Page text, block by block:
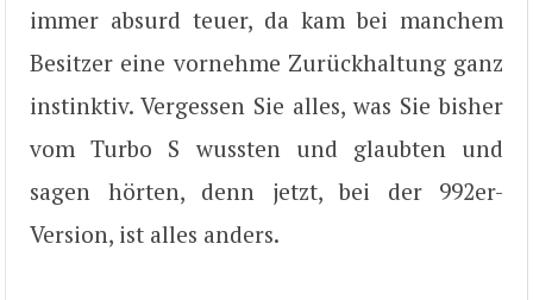
immer absurd teuer, da kam bei manchem
Besitzer eine vornehme Zurückhaltung ganz
instinktiv. Vergessen Sie alles, was Sie bisher
vom Turbo S wussten und glaubten und
sagen hörten, denn jetzt, bei der 992er-
Version, ist alles anders.